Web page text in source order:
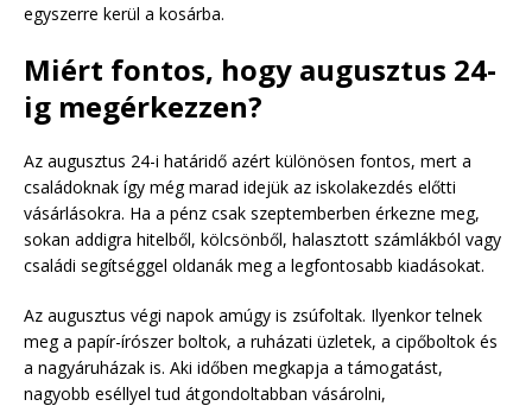
egyszerre kerül a kosárba.
Miért fontos, hogy augusztus 24-
ig megérkezzen?
Az augusztus 24-i határidő azért különösen fontos, mert a
családoknak így még marad idejük az iskolakezdés előtti
vásárlásokra. Ha a pénz csak szeptemberben érkezne meg,
sokan addigra hitelből, kölcsönből, halasztott számlákból vagy
családi segítséggel oldanák meg a legfontosabb kiadásokat.
Az augusztus végi napok amúgy is zsúfoltak. Ilyenkor telnek
meg a papír-írószer boltok, a ruházati üzletek, a cipőboltok és
a nagyáruházak is. Aki időben megkapja a támogatást,
nagyobb eséllyel tud átgondoltabban vásárolni,